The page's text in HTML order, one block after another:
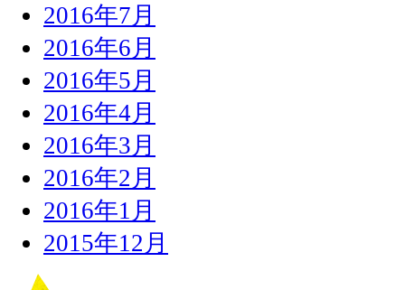
2016年7月
2016年6月
2016年5月
2016年4月
2016年3月
2016年2月
2016年1月
2015年12月